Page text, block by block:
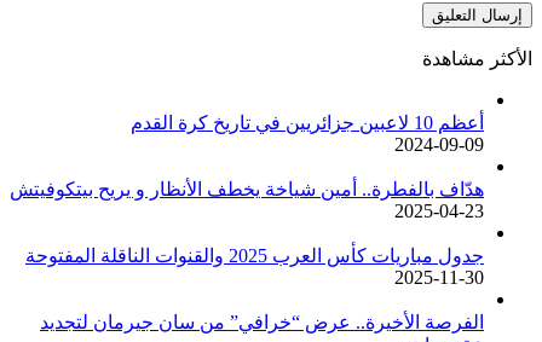
الأكثر مشاهدة
أعظم 10 لاعبين جزائريين في تاريخ كرة القدم
2024-09-09
هدّاف بالفطرة.. أمين شياخة يخطف الأنظار و يريح بيتكوفيتش
2025-04-23
جدول مباريات كأس العرب 2025 والقنوات الناقلة المفتوحة
2025-11-30
الفرصة الأخيرة.. عرض “خرافي” من سان جيرمان لتجديد